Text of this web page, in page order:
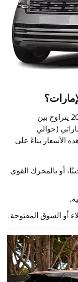
سعر رينج روفر HSE في الإمارات لعام 2025 يتراوح بين
و600,000 درهم إماراتي (حوالي
هذه الأسعار بناءً على
أو بالمحرك القوي
أو السوق المفتوحة.